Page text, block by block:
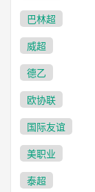
巴林超
威超
德乙
欧协联
国际友谊
美职业
泰超